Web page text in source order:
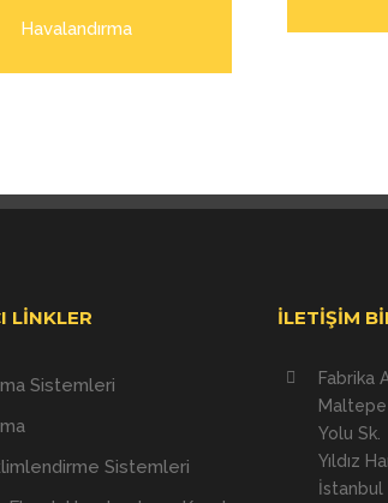
Havalandırma
LINKLER
Sistemleri
Sistemleri
İLETIŞIM
Fabrika
Yolu Sk.
Yıldız
İstanbul